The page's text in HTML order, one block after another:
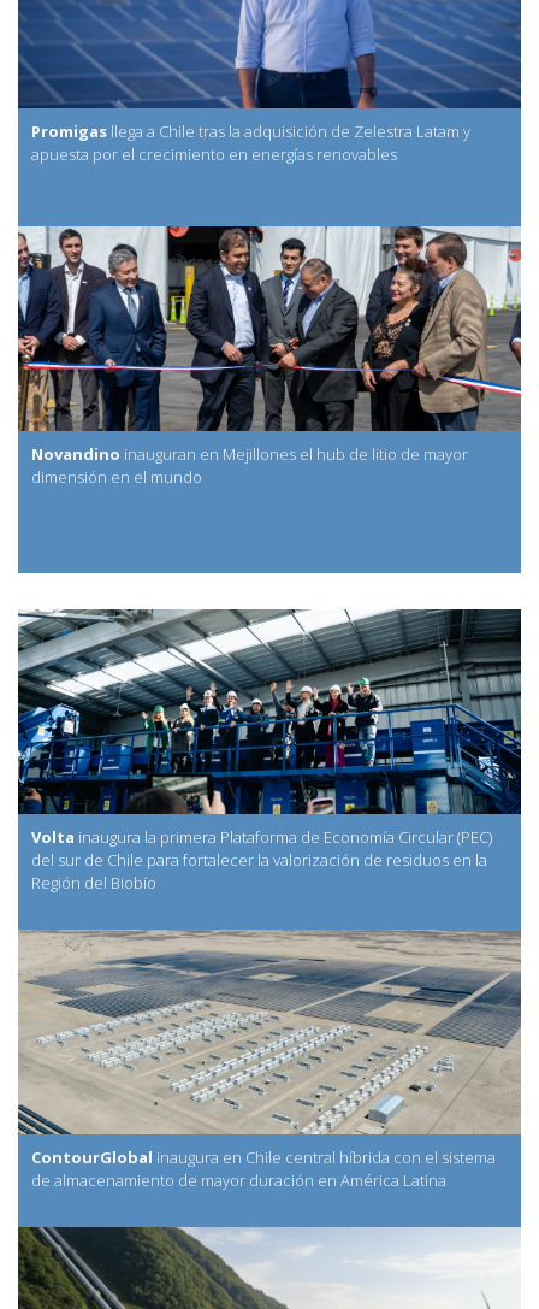
Promigas llega a Chile tras la adquisición de Zelestra Latam y
apuesta por el crecimiento en energías renovables
Novandino inauguran en Mejillones el hub de litio de mayor
dimensión en el mundo
Volta inaugura la primera Plataforma de Economía Circular (PEC)
del sur de Chile para fortalecer la valorización de residuos en la
Región del Biobío
ContourGlobal inaugura en Chile central híbrida con el sistema
de almacenamiento de mayor duración en América Latina